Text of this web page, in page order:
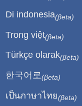
Di indonesia(βeta)
Trong việt(βeta)
Türkçe olarak(βeta)
한국어로 (βeta)
เป็นภาษาไทย(βeta)